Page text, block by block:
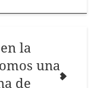
la
una
de